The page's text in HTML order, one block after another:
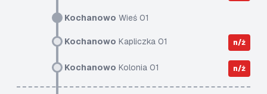
Kochanowo Wieś 01
Kochanowo Kapliczka 01 n/ż
Kochanowo Kolonia 01 n/ż